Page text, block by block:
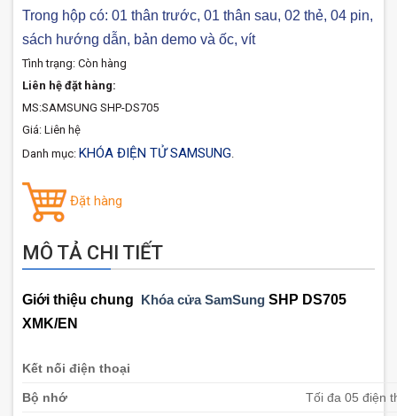
Trong hộp có: 01 thân trước, 01 thân sau, 02 thẻ, 04 pin,
sách hướng dẫn, bản demo và ốc, vít
Tình trạng: Còn hàng
Liên hệ đặt hàng:
MS:SAMSUNG SHP-DS705
Giá: Liên hệ
Danh mục: KHÓA ĐIỆN TỬ SAMSUNG.
Đặt hàng
MÔ TẢ CHI TIẾT
Giới thiệu chung Khóa cửa SamSung SHP DS705
XMK/EN
Kết nối điện thoại
Bộ nhớ Tối đa 05 điện